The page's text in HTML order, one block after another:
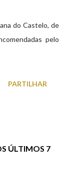
do Castelo, de
pelo
PARTILHAR
ÚLTIMOS 7